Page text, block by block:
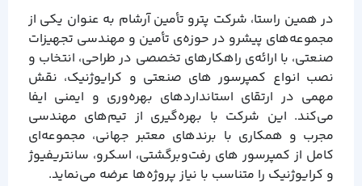
در همین راستا، شرکت پترو تأمین آرشام به عنوان یکی از
مجموعه‌های پیشرو در حوزه‌ی تأمین و مهندسی تجهیزات
صنعتی، با ارائه‌ی راهکارهای تخصصی در طراحی، انتخاب و
نصب انواع کمپرسور های صنعتی و کرایوژنیک، نقش
مهمی در ارتقای استانداردهای بهره‌وری و ایمنی ایفا
می‌کند. این شرکت با بهره‌گیری از تیم‌های مهندسی
مجرب و همکاری با برندهای معتبر جهانی، مجموعه‌ای
کامل از کمپرسور های رفت‌وبرگشتی، اسکرو، سانتریفیوژ
و کرایوژنیک را متناسب با نیاز پروژه‌ها عرضه می‌نماید.